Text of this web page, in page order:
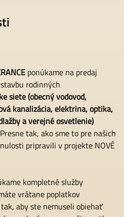
ponúkame na predaj
rodinných
siete (obecný vodovod,
kanalizácia, elektrina, optika,
a verejné osvetlenie)
tak, ako sme to pre našich
pripravili v projekte NOVÉ
kompletné služby
vrátane poplatkov
aby ste nemuseli obiehať